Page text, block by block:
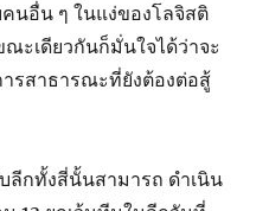
นอื่น ๆ ในแง่ของโลจิสติ
ะเดียวกันก็มั่นใจได้ว่าจะ
รสาธารณะที่ยังต้องต่อสู้
ลีกทั้งสี่นั้นสามารถ ดำเนิน